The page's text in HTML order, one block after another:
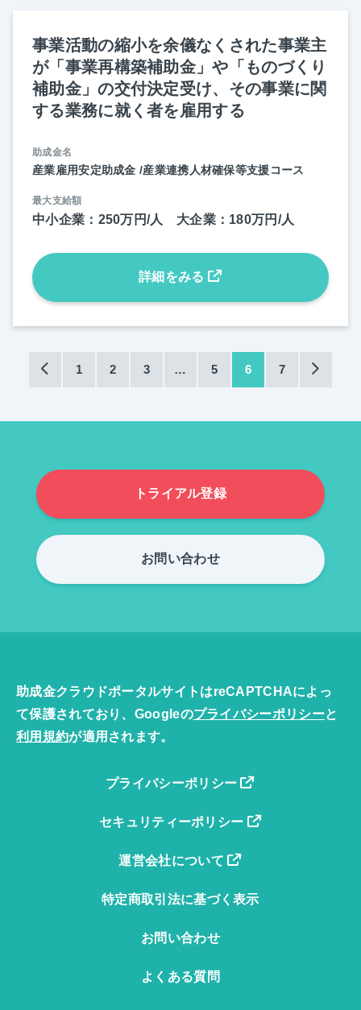
事業活動の縮小を余儀なくされた事業主
が「事業再構築補助金」や「ものづくり
補助金」の交付決定受け、その事業に関
する業務に就く者を雇用する
助成金名
産業雇用安定助成金 /産業連携人材確保等支援コース
最大支給額
中小企業：250万円/人 大企業：180万円/人
詳細をみる
1 2 3 … 5 6 7
トライアル登録
お問い合わせ
助成金クラウドポータルサイトはreCAPTCHAによっ
て保護されており、Googleのプライバシーポリシーと
利用規約が適用されます。
プライバシーポリシー
セキュリティーポリシー
運営会社について
特定商取引法に基づく表示
お問い合わせ
よくある質問